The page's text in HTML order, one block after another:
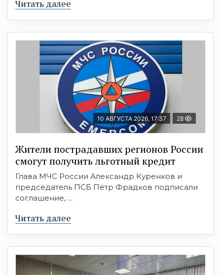
Читать далее
10 АВГУСТА 2026, 17:37 28
Жители пострадавших регионов России
смогут получить льготный кредит
Глава МЧС России Александр Куренков и
председатель ПСБ Пётр Фрадков подписали
соглашение, ...
Читать далее